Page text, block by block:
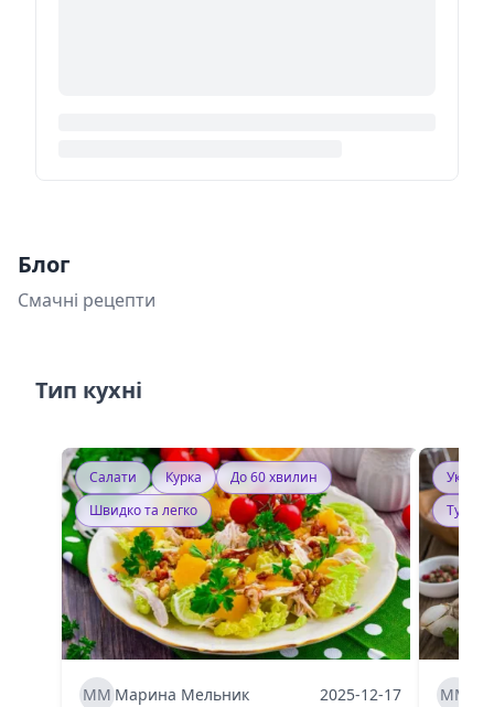
Блог
Смачні рецепти
Тип кухні
Салати Курка
До 60 хвилин
Швидко та легко
ММ Марина Мельник 2025-12-17 ММ